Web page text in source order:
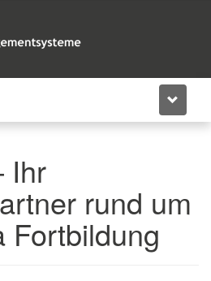
+49 2381 304486-13
Ihr
rund um
Fortbildung